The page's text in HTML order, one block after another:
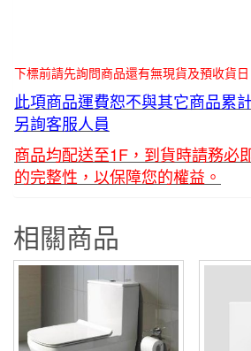
下標前請先詢問商品還有無現貨及預收貨日
此項商品運費恕不與其它商品累
另詢客服人員
商品均配送至1F，到貨時請務必
的完整性，以保障您的權益。
相關商品